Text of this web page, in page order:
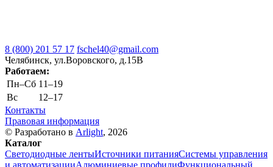
8 (800) 201 57 17 fschel40@gmail.com
Челябинск, ул.Воровского, д.15В
Работаем:
Пн–Cб 11–19
Вс
12–17
Контакты
Правовая информация
© Разработано в Arlight, 2026
Каталог
Светодиодные лентыИсточники питанияСистемы управления